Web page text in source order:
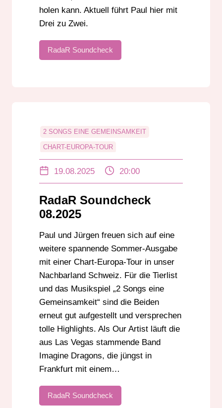
holen kann. Aktuell führt Paul hier mit
Drei zu Zwei.
RadaR Soundcheck
2 SONGS EINE GEMEINSAMKEIT
CHART-EUROPA-TOUR
JÜRGEN RADESTOCK
19.08.2025 20:00
RadaR Soundcheck
08.2025
Paul und Jürgen freuen sich auf eine
weitere spannende Sommer-Ausgabe
mit einer Chart-Europa-Tour in unser
Nachbarland Schweiz. Für die Tierlist
und das Musikspiel „2 Songs eine
Gemeinsamkeit“ sind die Beiden
erneut gut aufgestellt und versprechen
tolle Highlights. Als Our Artist läuft die
aus Las Vegas stammende Band
Imagine Dragons, die jüngst in
Frankfurt mit einem…
RadaR Soundcheck